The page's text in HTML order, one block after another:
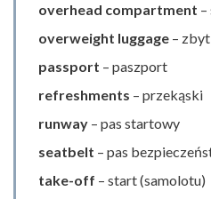
overhead compartment
overweight luggage –
passport – paszport
refreshments – przekąski
runway – pas startowy
seatbelt – pas
take-off – start (samolotu)